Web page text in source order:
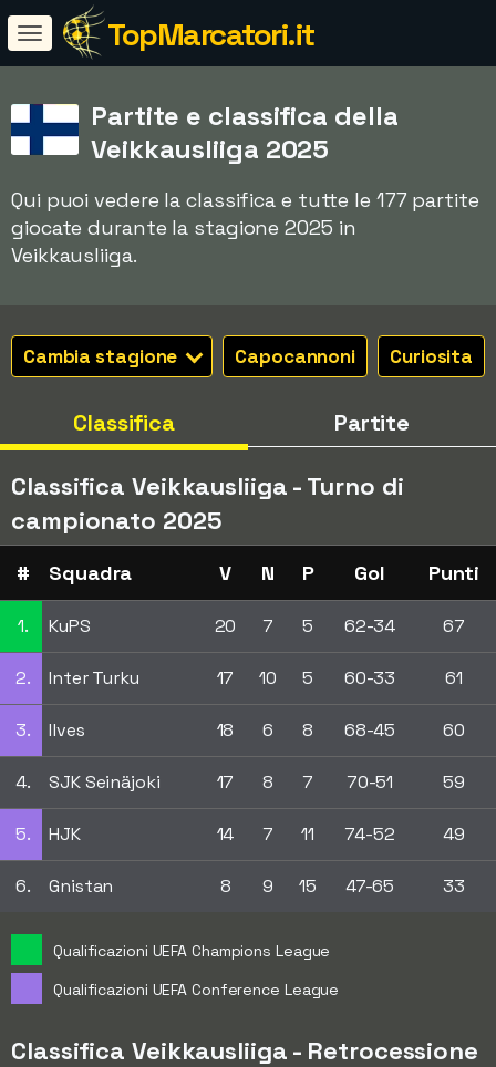
TopMarcatori.it
Partite e classifica della
Veikkausliiga 2025
Qui puoi vedere la classifica e tutte le 177 partite
giocate durante la stagione 2025 in
Veikkausliiga.
Cambia stagione Capocannoni Curiosita
Classifica Partite
Classifica Veikkausliiga - Turno di
campionato 2025
# Squadra V N P Gol Punti
1. KuPS 20 7 5 62-34 67
2. Inter Turku 17 10 5 60-33 61
3. Ilves 18 6 8 68-45 60
4. SJK Seinäjoki 17 8 7 70-51 59
5. HJK 14 7 11 74-52 49
6. Gnistan 8 9 15 47-65 33
Qualificazioni UEFA Champions League
Qualificazioni UEFA Conference League
Classifica Veikkausliiga - Retrocessione